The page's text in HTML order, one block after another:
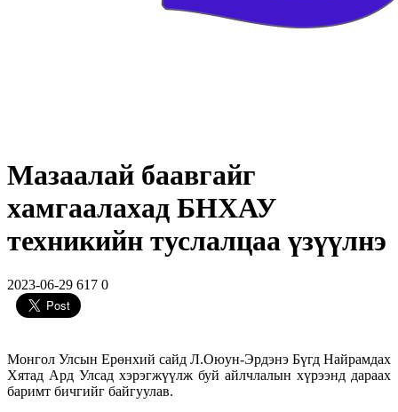
Мазаалай баавгайг
хамгаалахад БНХАУ
техникийн туслалцаа үзүүлнэ
2023-06-29 617 0
Монгол Улсын Ерөнхий сайд Л.Оюун-Эрдэнэ Бүгд Найрамдах
Хятад Ард Улсад хэрэгжүүлж буй айлчлалын хүрээнд дараах
баримт бичгийг байгуулав.